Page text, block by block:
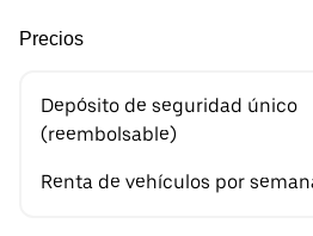
Precios
Depósito de seguridad único
(reembolsable)
Renta de vehículos por